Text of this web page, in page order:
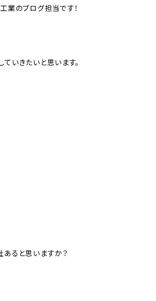
業のブログ担当です！
いきたいと思います。
ると思いますか？